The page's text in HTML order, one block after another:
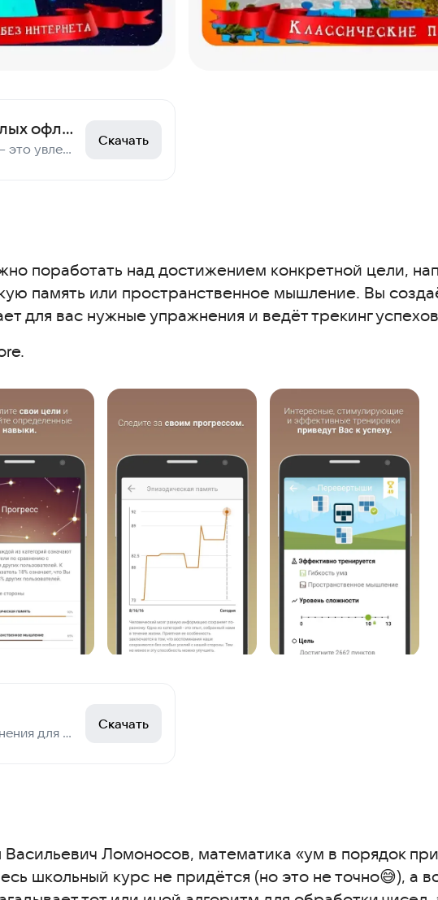
Пазлы для взрослых офлайн
Пазлы для взрослых — это увлекательная игра, которая развивает логику и внимание.
Скачать
поработать над достижением конкретной цели,
память или пространственное мышление. Вы
для вас нужные упражнения и ведёт трекинг
NeuroNation — упражнения для мозга
Скачать
Ломоносов, математика «ум в порядок
школьный курс не придётся (но это не точно😅), а